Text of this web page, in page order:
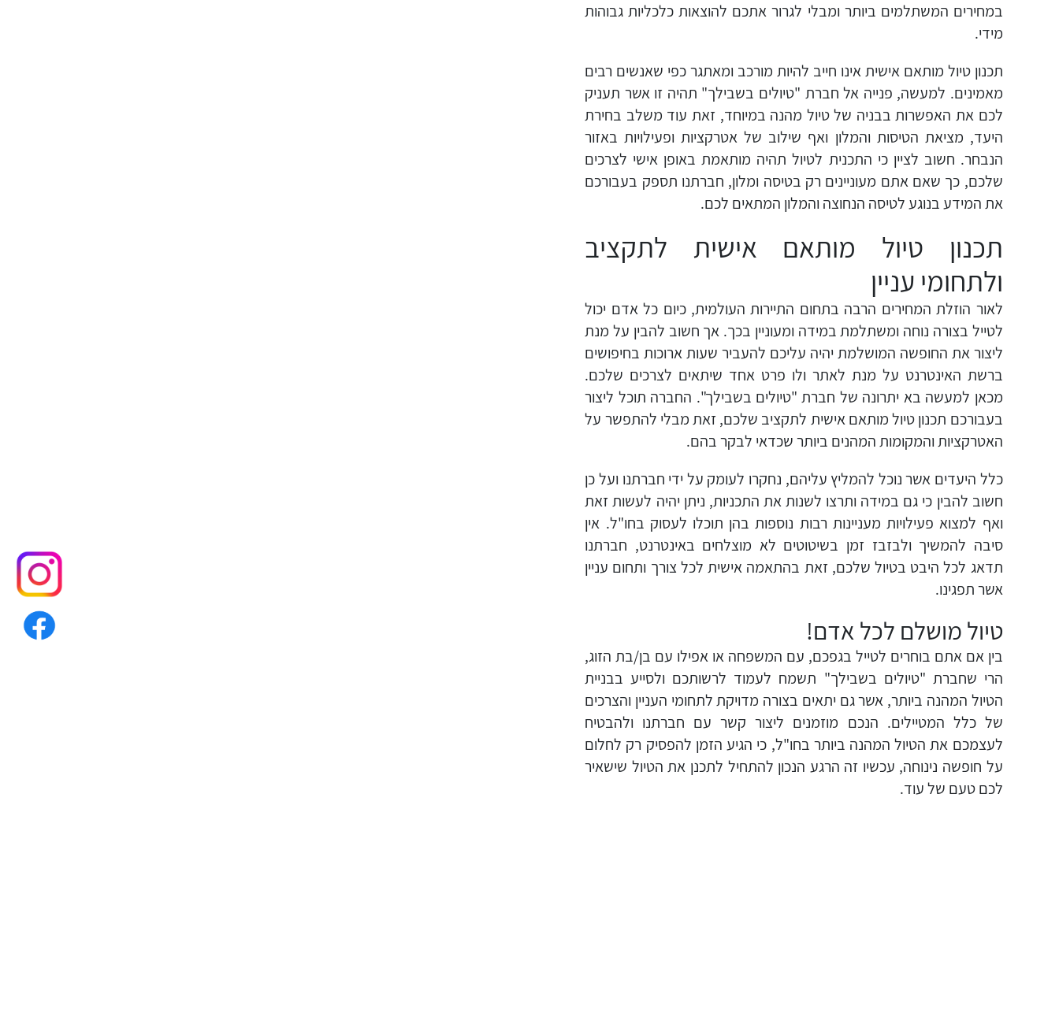
במחירים המשתלמים ביותר ומבלי לגרור אתכם להוצאות כלכליות גבוהות
מידי.
תכנון טיול מותאם אישית אינו חייב להיות מורכב ומאתגר כפי שאנשים רבים
מאמינים. למעשה, פנייה אל חברת "טיולים בשבילך" תהיה זו אשר תעניק
לכם את האפשרות בבניה של טיול מהנה במיוחד, זאת עוד משלב בחירת
היעד, מציאת הטיסות והמלון ואף שילוב של אטרקציות ופעילויות באזור
הנבחר. חשוב לציין כי התכנית לטיול תהיה מותאמת באופן אישי לצרכים
שלכם, כך שאם אתם מעוניינים רק בטיסה ומלון, חברתנו תספק בעבורכם
את המידע בנוגע לטיסה הנחוצה והמלון המתאים לכם.
תכנון טיול מותאם אישית לתקציב
ולתחומי עניין
לאור הוזלת המחירים הרבה בתחום התיירות העולמית, כיום כל אדם יכול
לטייל בצורה נוחה ומשתלמת במידה ומעוניין בכך. אך חשוב להבין על מנת
ליצור את החופשה המושלמת יהיה עליכם להעביר שעות ארוכות בחיפושים
ברשת האינטרנט על מנת לאתר ולו פרט אחד שיתאים לצרכים שלכם.
מכאן למעשה בא יתרונה של חברת "טיולים בשבילך". החברה תוכל ליצור
בעבורכם תכנון טיול מותאם אישית לתקציב שלכם, זאת מבלי להתפשר על
האטרקציות והמקומות המהנים ביותר שכדאי לבקר בהם.
כלל היעדים אשר נוכל להמליץ עליהם, נחקרו לעומק על ידי חברתנו ועל כן
חשוב להבין כי גם במידה ותרצו לשנות את התכניות, ניתן יהיה לעשות זאת
ואף למצוא פעילויות מעניינות רבות נוספות בהן תוכלו לעסוק בחו"ל. אין
סיבה להמשיך ולבזבז זמן בשיטוטים לא מוצלחים באינטרנט, חברתנו
תדאג לכל היבט בטיול שלכם, זאת בהתאמה אישית לכל צורך ותחום עניין
אשר תפגינו.
טיול מושלם לכל אדם!
בין אם אתם בוחרים לטייל בגפכם, עם המשפחה או אפילו עם בן/בת הזוג,
הרי שחברת "טיולים בשבילך" תשמח לעמוד לרשותכם ולסייע בבניית
הטיול המהנה ביותר, אשר גם יתאים בצורה מדויקת לתחומי העניין והצרכים
של כלל המטיילים. הנכם מוזמנים ליצור קשר עם חברתנו ולהבטיח
לעצמכם את הטיול המהנה ביותר בחו"ל, כי הגיע הזמן להפסיק רק לחלום
על חופשה נינוחה, עכשיו זה הרגע הנכון להתחיל לתכנן את הטיול שישאיר
לכם טעם של עוד.